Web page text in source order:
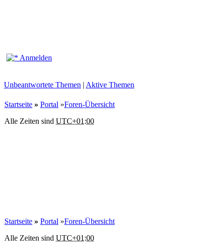
Anmelden
Unbeantwortete Themen | Aktive Themen
Startseite » Portal »Foren-Übersicht
Alle Zeiten sind UTC+01:00
Startseite » Portal »Foren-Übersicht
Alle Zeiten sind UTC+01:00